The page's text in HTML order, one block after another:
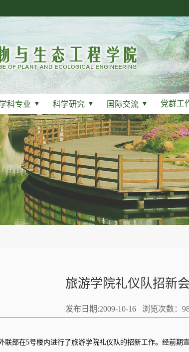
学科专业 ▼ 科学研究 ▼ 国际交流 ▼ 党群工
旅游学院礼仪队招新会
发布日期:2009-10-16 浏览次数：
联部在5号楼内进行了旅游学院礼仪队的招新工作。经前